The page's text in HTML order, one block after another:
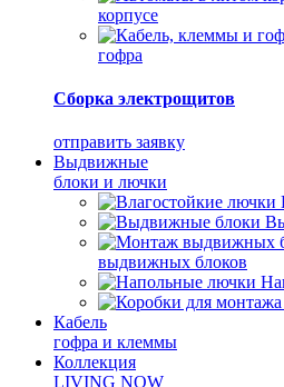
корпусе
гофра
Сборка электрощитов
отправить заявку
Выдвижные
блоки и лючки
выдвижных блоков
Кабель
гофра и клеммы
Коллекция
LIVING NOW